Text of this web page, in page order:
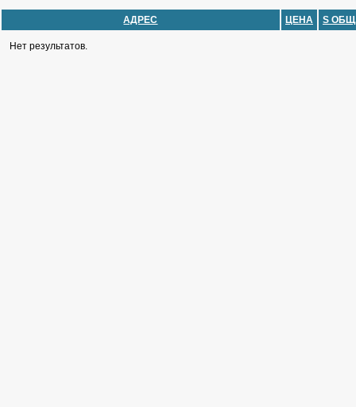
АДРЕС ЦЕНА S
Нет результатов.